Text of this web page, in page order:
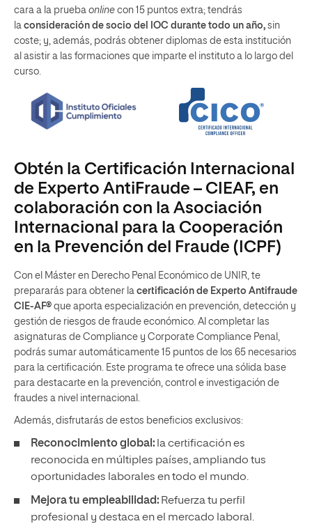
cara a la prueba online con 15 puntos extra; tendrás
la consideración de socio del IOC durante todo un año, sin
coste; y, además, podrás obtener diplomas de esta institución
al asistir a las formaciones que imparte el instituto a lo largo del
curso.
Obtén la Certificación Internacional
de Experto AntiFraude – CIEAF, en
colaboración con la Asociación
Internacional para la Cooperación
en la Prevención del Fraude (ICPF)
Con el Máster en Derecho Penal Económico de UNIR, te
prepararás para obtener la certificación de Experto Antifraude
CIE-AF® que aporta especialización en prevención, detección y
gestión de riesgos de fraude económico. Al completar las
asignaturas de Compliance y Corporate Compliance Penal,
podrás sumar automáticamente 15 puntos de los 65 necesarios
para la certificación. Este programa te ofrece una sólida base
para destacarte en la prevención, control e investigación de
fraudes a nivel internacional.
Además, disfrutarás de estos beneficios exclusivos:
Reconocimiento global: la certificación es
reconocida en múltiples países, ampliando tus
oportunidades laborales en todo el mundo.
Mejora tu empleabilidad: Refuerza tu perfil
profesional y destaca en el mercado laboral.